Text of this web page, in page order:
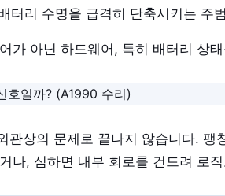
터리 수명을 급격히 단축시키는 주
가 아닌 하드웨어, 특히 배터리 상
상의 문제로 끝나지 않습니다. 팽
나, 심하면 내부 회로를 건드려 로